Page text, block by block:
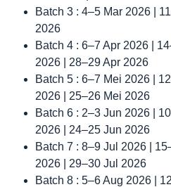
Batch 3 : 4–5 Mar 2026 |
2026
Batch 4 : 6–7 Apr 2026 |
2026 | 28–29 Apr 2026
Batch 5 : 6–7 Mei 2026 |
2026 | 25–26 Mei 2026
Batch 6 : 2–3 Jun 2026 |
2026 | 24–25 Jun 2026
Batch 7 : 8–9 Jul 2026 |
2026 | 29–30 Jul 2026
Batch 8 : 5–6 Aug 2026 |